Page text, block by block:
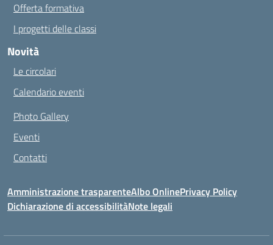
Offerta formativa
I progetti delle classi
Novità
Le circolari
Calendario eventi
Photo Gallery
Eventi
Contatti
Amministrazione trasparenteAlbo OnlinePrivacy Policy
Dichiarazione di accessibilitàNote legali